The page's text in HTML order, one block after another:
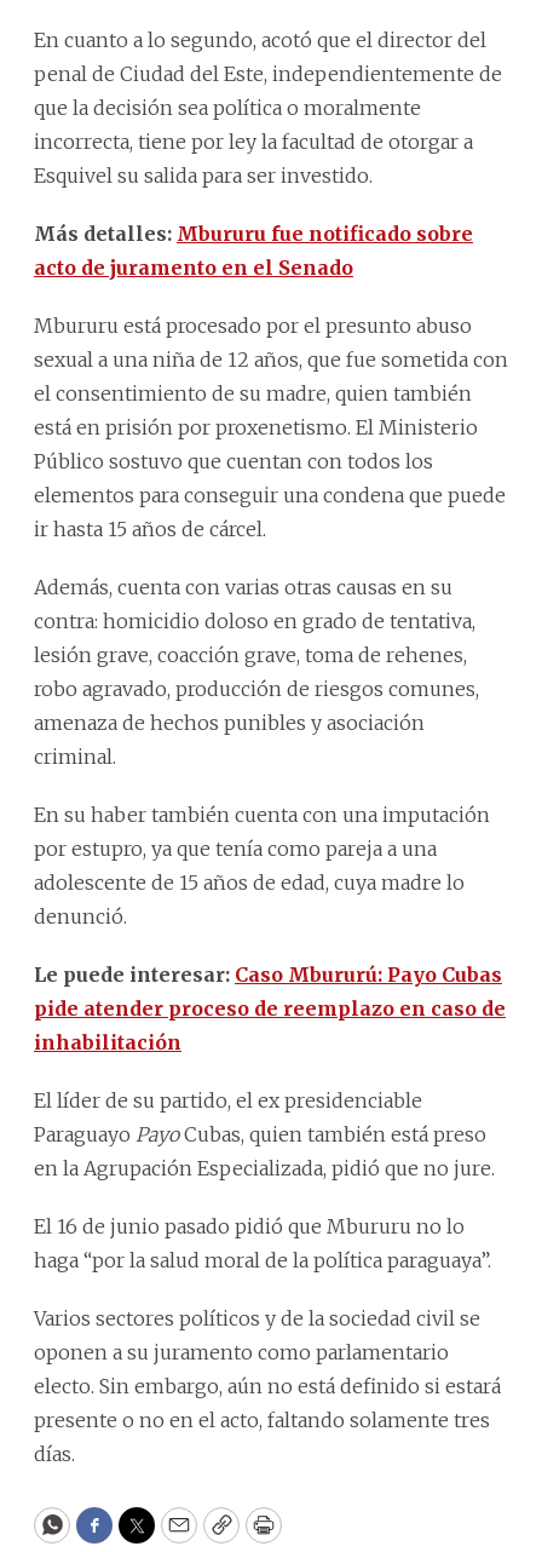
En cuanto a lo segundo, acotó que el director del
penal de Ciudad del Este, independientemente de
que la decisión sea política o moralmente
incorrecta, tiene por ley la facultad de otorgar a
Esquivel su salida para ser investido.
Más detalles: Mbururu fue notificado sobre
acto de juramento en el Senado
Mbururu está procesado por el presunto abuso
sexual a una niña de 12 años, que fue sometida con
el consentimiento de su madre, quien también
está en prisión por proxenetismo. El Ministerio
Público sostuvo que cuentan con todos los
elementos para conseguir una condena que puede
ir hasta 15 años de cárcel.
Además, cuenta con varias otras causas en su
contra: homicidio doloso en grado de tentativa,
lesión grave, coacción grave, toma de rehenes,
robo agravado, producción de riesgos comunes,
amenaza de hechos punibles y asociación
criminal.
En su haber también cuenta con una imputación
por estupro, ya que tenía como pareja a una
adolescente de 15 años de edad, cuya madre lo
denunció.
Le puede interesar: Caso Mbururú: Payo Cubas
pide atender proceso de reemplazo en caso de
inhabilitación
El líder de su partido, el ex presidenciable
Paraguayo PayoCubas, quien también está preso
en la Agrupación Especializada, pidió que no jure.
El 16 de junio pasado pidió que Mbururu no lo
haga “por la salud moral de la política paraguaya”.
Varios sectores políticos y de la sociedad civil se
oponen a su juramento como parlamentario
electo. Sin embargo, aún no está definido si estará
presente o no en el acto, faltando solamente tres
días.
WhatsApp
Facebook
Twitter
EmailCopyPrint